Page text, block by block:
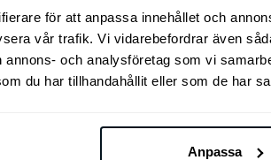
för att anpassa innehållet och
vår trafik. Vi vidarebefordrar även
annons- och analysföretag som vi
du har tillhandahållit eller som de har
Anpassa